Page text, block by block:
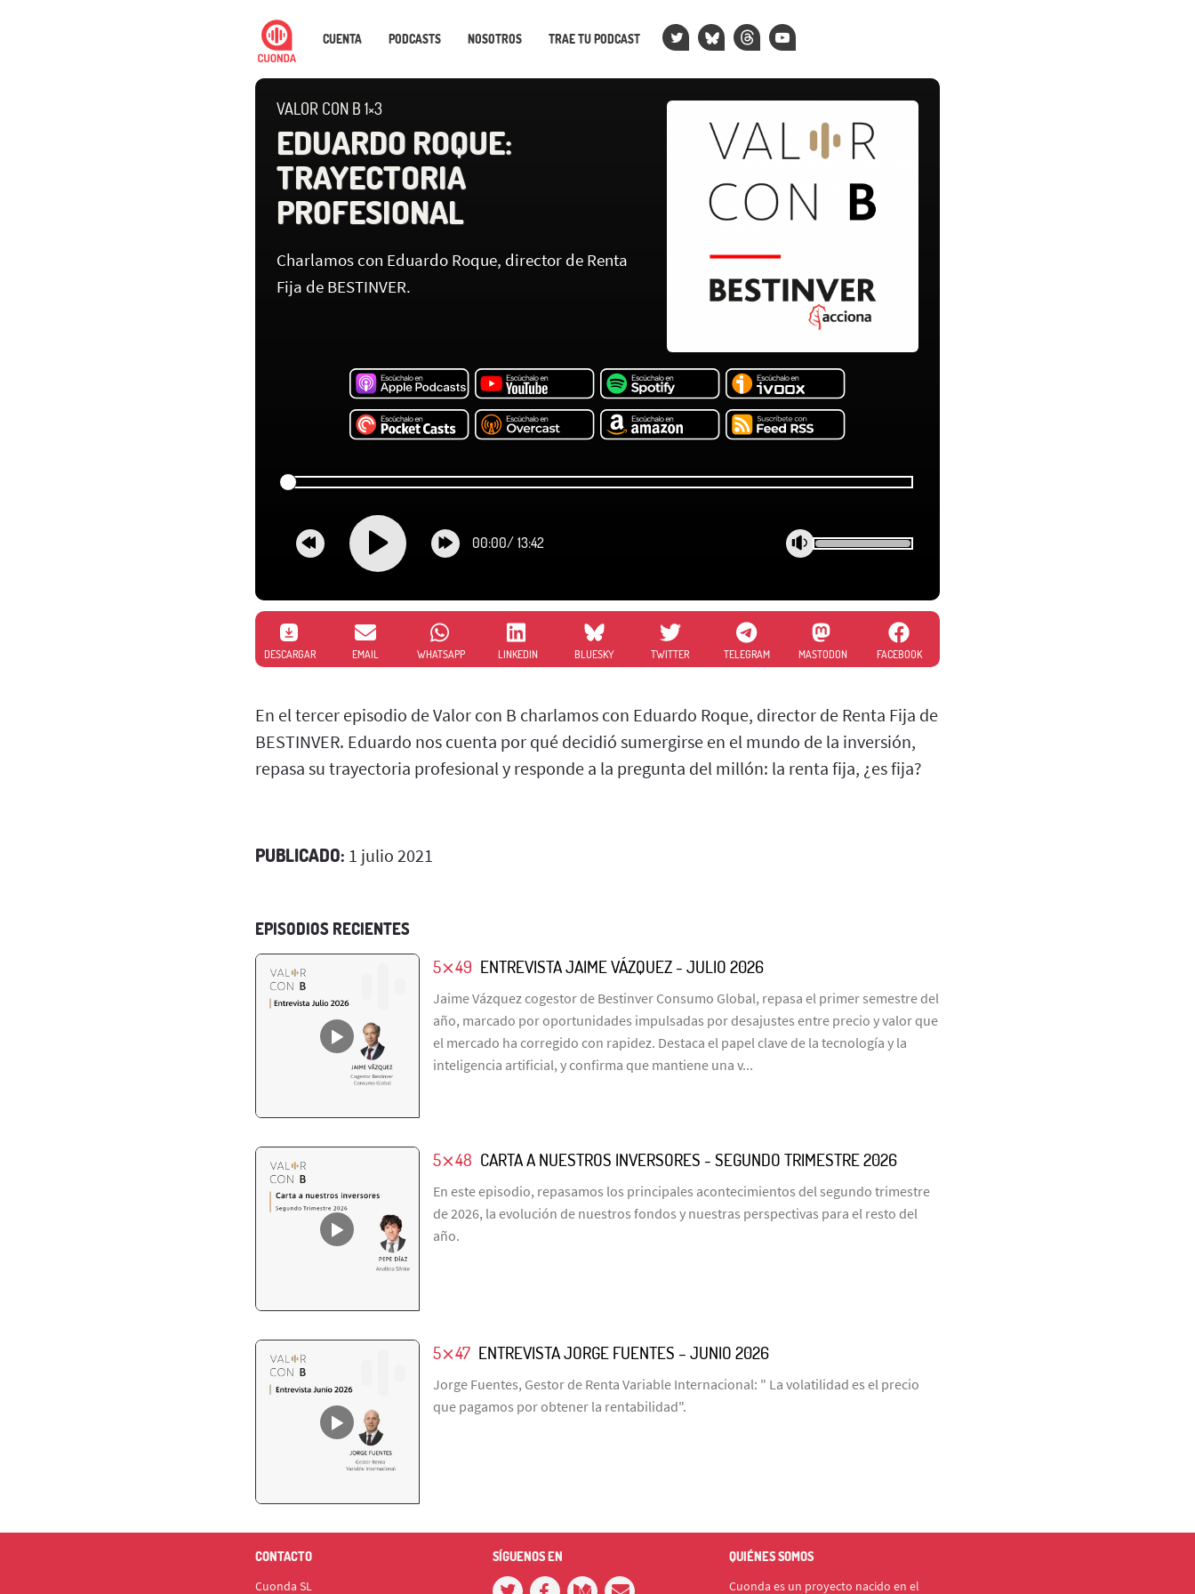
CUENTA PODCASTS NOSOTROS TRAE TU PODCAST
VALOR CON B 1×3
EDUARDO ROQUE:
TRAYECTORIA
PROFESIONAL
Charlamos con Eduardo Roque, director de Renta
Fija de BESTINVER.
00:00/ 13:42
DESCARGAR EMAIL WHATSAPP LINKEDIN BLUESKY TWITTER TELEGRAM MASTODON FACEBOOK
En el tercer episodio de Valor con B charlamos con Eduardo Roque, director de Renta Fija de
BESTINVER. Eduardo nos cuenta por qué decidió sumergirse en el mundo de la inversión,
repasa su trayectoria profesional y responde a la pregunta del millón: la renta fija, ¿es fija?
PUBLICADO: 1 julio 2021
EPISODIOS RECIENTES
5⨯49 ENTREVISTA JAIME VÁZQUEZ - JULIO 2026
Jaime Vázquez cogestor de Bestinver Consumo Global, repasa el primer semestre del
año, marcado por oportunidades impulsadas por desajustes entre precio y valor que
el mercado ha corregido con rapidez. Destaca el papel clave de la tecnología y la
inteligencia artificial, y confirma que mantiene una v...
5⨯48 CARTA A NUESTROS INVERSORES - SEGUNDO TRIMESTRE 2026
En este episodio, repasamos los principales acontecimientos del segundo trimestre
de 2026, la evolución de nuestros fondos y nuestras perspectivas para el resto del
año.
5⨯47 ENTREVISTA JORGE FUENTES – JUNIO 2026
Jorge Fuentes, Gestor de Renta Variable Internacional: " La volatilidad es el precio
que pagamos por obtener la rentabilidad".
CONTACTO
Cuonda SL
SÍGUENOS EN QUIÉNES SOMOS
Cuonda es un proyecto nacido en el